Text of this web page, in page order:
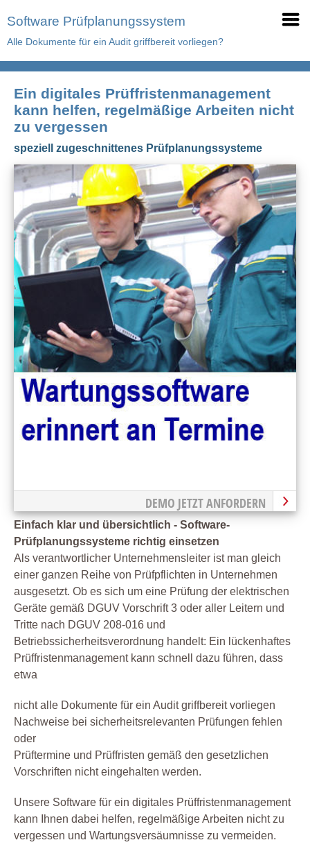
Software Prüfplanungssystem
Alle Dokumente für ein Audit griffbereit vorliegen?
Ein digitales Prüffristenmanagement
kann helfen, regelmäßige Arbeiten nicht
zu vergessen
speziell zugeschnittenes Prüfplanungssysteme
DEMO JETZT ANFORDERN
Einfach klar und übersichtlich - Software-
Prüfplanungssysteme richtig einsetzen
Als verantwortlicher Unternehmensleiter ist man gleich
einer ganzen Reihe von Prüfpflichten in Unternehmen
ausgesetzt. Ob es sich um eine Prüfung der elektrischen
Geräte gemäß DGUV Vorschrift 3 oder aller Leitern und
Tritte nach DGUV 208-016 und
Betriebssicherheitsverordnung handelt: Ein lückenhaftes
Prüffristenmanagement kann schnell dazu führen, dass
etwa
nicht alle Dokumente für ein Audit griffbereit vorliegen
Nachweise bei sicherheitsrelevanten Prüfungen fehlen
oder
Prüftermine und Prüffristen gemäß den gesetzlichen
Vorschriften nicht eingehalten werden.
Unsere Software für ein digitales Prüffristenmanagement
kann Ihnen dabei helfen, regelmäßige Arbeiten nicht zu
vergessen und Wartungsversäumnisse zu vermeiden.